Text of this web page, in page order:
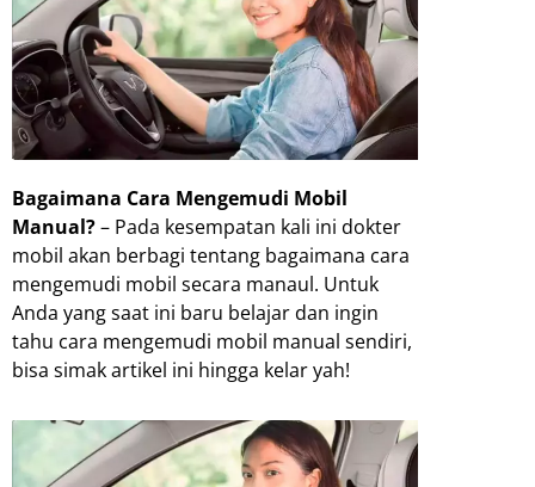
Bagaimana Cara Mengemudi Mobil
Manual?– Pada kesempatan kali ini dokter
mobil akan berbagi tentang bagaimana cara
mengemudi mobil secara manaul. Untuk
Anda yang saat ini baru belajar dan ingin
tahu cara mengemudi mobil manual sendiri,
bisa simak artikel ini hingga kelar yah!